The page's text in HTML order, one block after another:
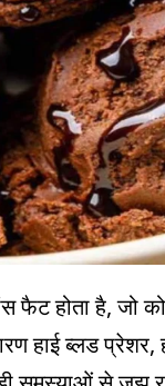
होता है, जो
हाई ब्लड